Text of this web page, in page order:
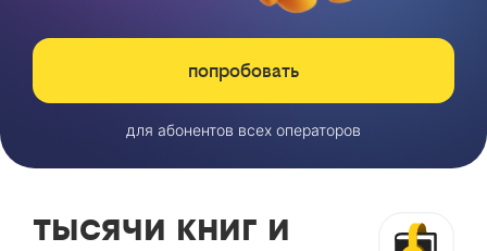
попробовать
для абонентов всех операторов
тысячи книг и